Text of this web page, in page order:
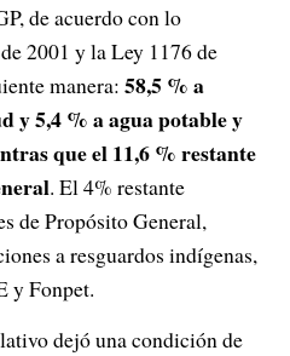
de acuerdo con lo
2001 y la Ley 1176 de
manera: 58,5 % a
y 5,4 % a agua potable y
que el 11,6 % restante
. El 4% restante
de Propósito General,
a resguardos indígenas,
y Fonpet.
dejó una condición de